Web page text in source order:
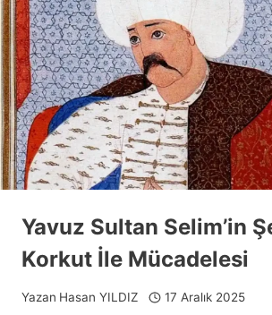
Yavuz Sultan Selim’in
Korkut İle Mücadelesi
Yazan Hasan YILDIZ 17 Aralık 2025